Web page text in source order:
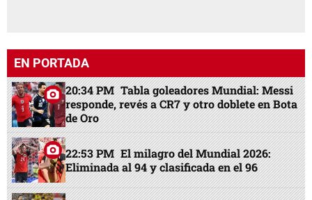
EN PORTADA
20:34 PM Tabla goleadores Mundial: Messi
responde, revés a CR7 y otro doblete en Bota
de Oro
22:53 PM El milagro del Mundial 2026:
Eliminada al 94 y clasificada en el 96